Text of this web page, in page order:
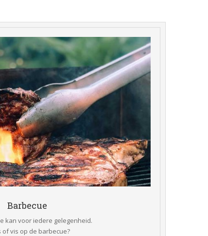
Barbecue
kan voor iedere gelegenheid.
of vis op de barbecue?